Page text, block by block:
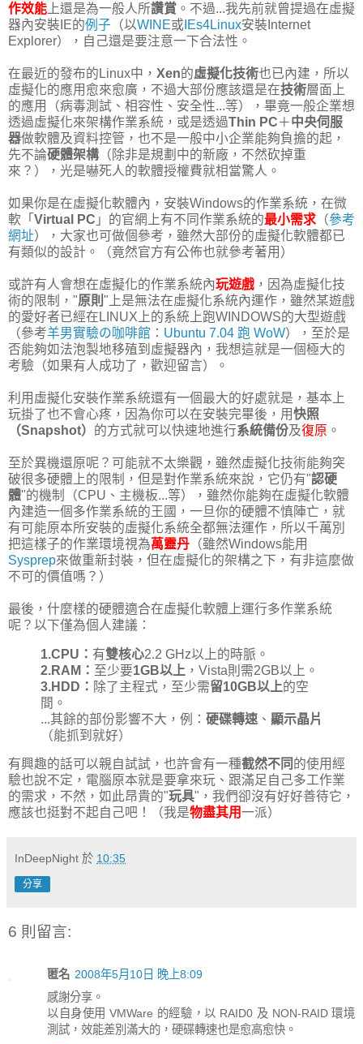
作效能 上還是為一般人所讚賞 。不過...我先前就曾提過在虛擬
器內安裝IE的例子 （以WINE或 IEs4Linux安裝Internet
Explorer），自己還是要注意一下合法性。
在最近的發布的Linux中， Xen的虛擬化技術也已內建，所以
虛擬化的應用愈來愈廣，不過大部份應該還是在技術層面上
的應用（病毒測試、相容性、安全性...等），畢竟一般企業想
透過虛擬化來架構作業系統，或是透過Thin PC＋中央伺服
器做軟體及資料控管，也不是一般中小企業能夠負擔的起，
先不論硬體架構 （除非是規劃中的新廠，不然砍掉重
來？），光是嚇死人的軟體授權費就相當驚人。
如果你是在虛擬化軟體內，安裝Windows的作業系統，在微
軟「 Virtual PC 」的官網上有不同作業系統的最小需求 （參考
網址），大家也可做個參考，雖然大部份的虛擬化軟體都已
有類似的設計。（竟然官方有公佈也就參考著用）
或許有人會想在虛擬化的作業系統內玩遊戲 ，因為虛擬化技
術的限制，"原則 "上是無法在虛擬化系統內運作，雖然某遊戲
的愛好者已經在LINUX上的系統上跑WINDOWS的大型遊戲
（參考羊男實驗の咖啡館 ： Ubuntu 7.04 跑 WoW），至於是
否能夠如法泡製地移殖到虛擬器內，我想這就是一個極大的
考驗（如果有人成功了，歡迎留言）。
利用虛擬化安裝作業系統還有一個最大的好處就是，基本上
玩掛了也不會心疼，因為你可以在安裝完畢後，用快照
（Snapshot） 的方式就可以快速地進行系統備份及復原 。
至於異機還原呢？可能就不太樂觀，雖然虛擬化技術能夠突
破很多硬體上的限制，但是對作業系統來說，它仍有"認硬
體"的機制（CPU、主機板...等），雖然你能夠在虛擬化軟體
內建造一個多作業系統的王國，一旦你的硬體不慎陣亡，就
有可能原本所安裝的虛擬化系統全都無法運作，所以千萬別
把這樣子的作業環境視為萬靈丹 （雖然Windows能用
Sysprep來做重新封裝，但在虛擬化的架構之下，有非這麼做
不可的價值嗎？）
最後，什麼樣的硬體適合在虛擬化軟體上運行多作業系統
呢？以下僅為個人建議：
1.CPU： 有雙核心2.2 GHz以上的時脈。
2.RAM： 至少要1GB以上 ，Vista則需2GB以上。
3.HDD： 除了主程式，至少需留10GB以上的空
間。
...其餘的部份影響不大，例： 硬碟轉速 、 顯示晶片
（能抓到就好）
有興趣的話可以親自試試，也許會有一種截然不同 的使用經
驗也說不定，電腦原本就是要拿來玩、跟滿足自己多工作業
的需求，不然，如此昂貴的"玩具"，我們卻沒有好好善待它，
應該也挺對不起自己吧！（我是物盡其用一派）
InDeepNight 於 10:35
分享
6 則留言:
匿名 2008年5月10日 晚上8:09
感謝分享。
以自身使用 VMWare 的經驗，以 RAID0 及 NON-RAID 環境
測試，效能差別滿大的，硬碟轉速也是愈高愈快。